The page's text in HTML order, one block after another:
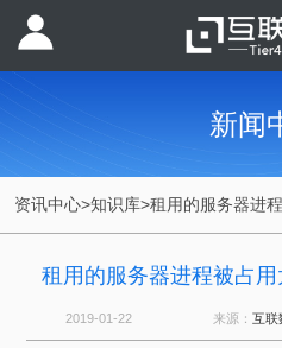
新闻
资讯中心>知识库>租用的服务器进
租用的服务器进程被占
2019-01-22 来源： 互联